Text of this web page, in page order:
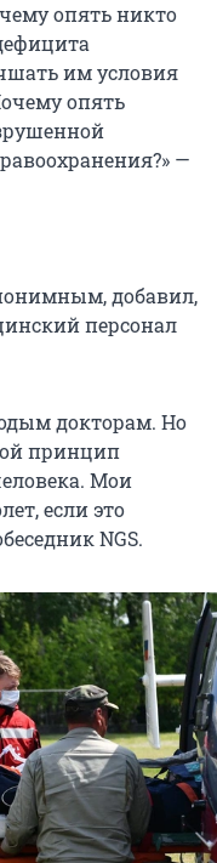
опять никто
им условия
опять
—
добавил,
персонал
докторам. Но
принцип
Мои
если это
NGS.